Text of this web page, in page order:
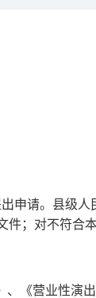
申请。县级人
件；对不符合
、《营业性演